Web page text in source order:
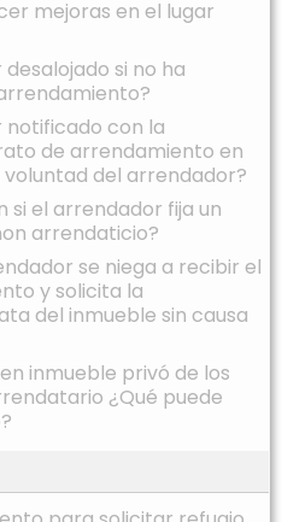
mejoras en el lugar
desalojado si no ha
notificado con la
de arrendamiento en
del arrendador?
si el arrendador fija un
arrendaticio?
se niega a recibir el
y solicita la
del inmueble sin causa
inmueble privó de los
¿Qué puede